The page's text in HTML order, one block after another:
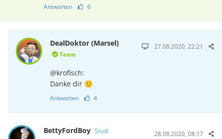
Antworten 6
DealDoktor (Marsel)
Team
27.08.2020, 22:21
@krofisch:
Danke dir 🙂
Antworten 4
BettyFordBoy Studi 28.08.2020, 08:17